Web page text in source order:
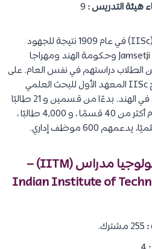
هيئة التدريس :
تأسس المعهد الهندي للعلوم (IISc) في عام 1909 نتيجة للجهود
المشتركة لـ Jamsetji Nusserwanji Tata وحكومة الهند ومهراجا
الطلاب دراستهم في نفس العام. على
مدار 105 عامًا منذ إنشائه، أصبح IISc المعهد الأول للبحث العلمي
والتكنولوجي المتقدم والتعليم في الهند. بدءًا من قسمين و 21 طالبًا
في عام 1911 ، يضم المعهد اليوم أكثر من 40 قسمًا ، و 4,000 طالبًا ،
4- المعهد الهندي للتكنولوجيا مدراس (IITM) –
Indian Institute of
: